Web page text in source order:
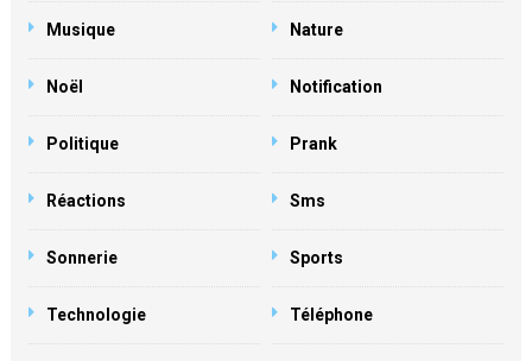
Musique Nature
Noël Notification
Politique Prank
Réactions Sms
Sonnerie Sports
Technologie Téléphone